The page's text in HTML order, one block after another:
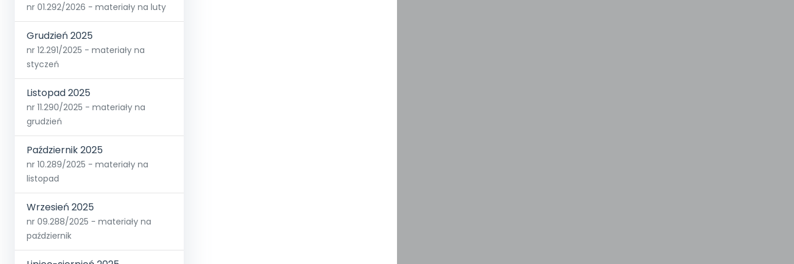
nr 01.292/2026 - materiały na luty
Grudzień 2025
nr 12.291/2025 - materiały na
styczeń
Listopad 2025
nr 11.290/2025 - materiały na
grudzień
Październik 2025
nr 10.289/2025 - materiały na
listopad
Wrzesień 2025
nr 09.288/2025 - materiały na
październik